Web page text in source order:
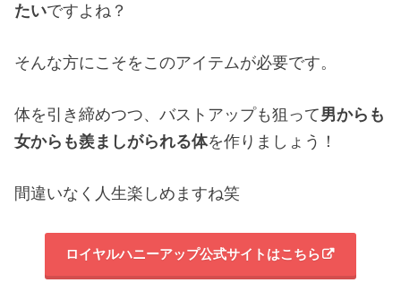
たいですよね？
そんな方にこそをこのアイテムが必要です。
体を引き締めつつ、バストアップも狙って男からも
女からも羨ましがられる体を作りましょう！
間違いなく人生楽しめますね笑
ロイヤルハニーアップ公式サイトはこちら